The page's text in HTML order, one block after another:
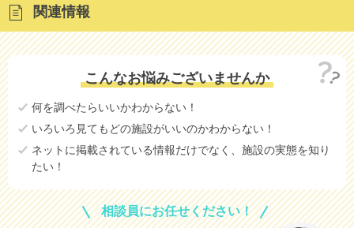
関連情報
こんなお悩みございませんか
何を調べたらいいかわからない！
いろいろ見てもどの施設がいいのかわからない！
ネットに掲載されている情報だけでなく、施設の実態を知り
たい！
相談員にお任せください！